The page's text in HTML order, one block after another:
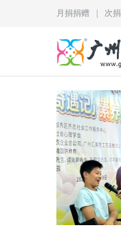
月捐捐赠 次